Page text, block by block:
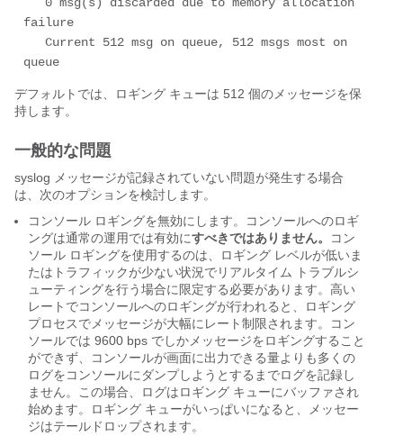
failure
queue
デフォルトでは、ロギング キューは 512 個のメッセージを保
持します。
一般的な問題
syslog メッセージが記録されていない問題が発生する場合
は、次のオプションを検討します。
コンソール ロギングを無効にします。コンソールへのロギ
ングは通常の運用では有効にすべきではありません。
コン
ソール ロギングを使用するのは、ロギング レベルが低いま
たはトラフィックが少ない状況でリアルタイム トラブルシ
ューティングを行う場合に限定する必要があります。高い
レートでコンソールへのロギングが行われると、ロギング
プロセスでメッセージが大幅にレート制限されます。コン
ソールでは 9600 bps でしかメッセージをロギングすること
ができず、コンソールが画面に出力できる量よりも多くの
ログをコンソールにダンプしようとするまでログを記録し
ません。この場合、ログはロギング キューにバッファされ
始めます。ロギング キューがいっぱいになると、メッセー
ジはテールドロップされます。